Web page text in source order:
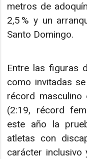
metros de
2,5 % y un
Santo Domingo.
Entre las figuras
como invitadas
récord masculino
(2:19, récord
este año la
atletas con
carácter inclusivo